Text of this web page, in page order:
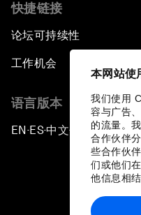
本网站使
我们使用
容与广告
的流量。
合作伙伴
些合作伙
们或他们
他信息相结
快捷链接
论坛可持续性
工作机会
语言版本
EN ▪ES▪中文▪ 日本語